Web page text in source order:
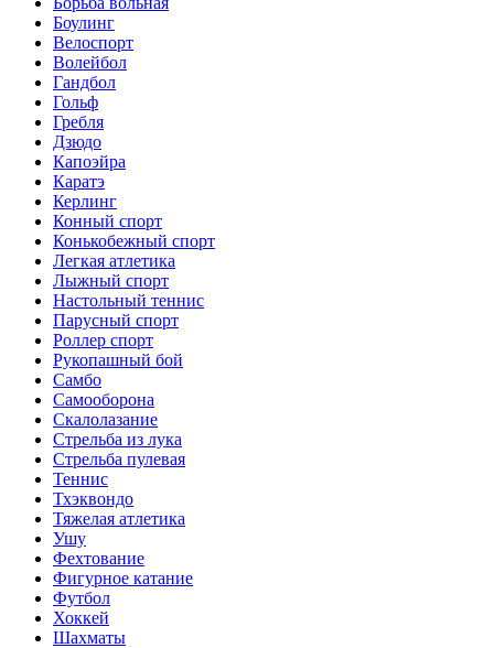
Боулинг
Велоспорт
Волейбол
Гандбол
Гольф
Гребля
Дзюдо
Капоэйра
Каратэ
Керлинг
Конный спорт
Конькобежный спорт
Легкая атлетика
Лыжный спорт
Настольный теннис
Парусный спорт
Роллер спорт
Рукопашный бой
Самбо
Самооборона
Скалолазание
Стрельба из лука
Стрельба пулевая
Теннис
Тхэквондо
Тяжелая атлетика
Ушу
Фехтование
Фигурное катание
Футбол
Хоккей
Шахматы